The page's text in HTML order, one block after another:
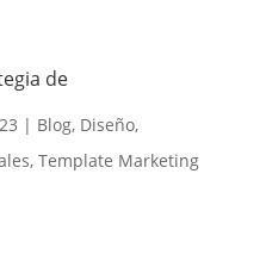
de
| Blog, Diseño,
, Template Marketing